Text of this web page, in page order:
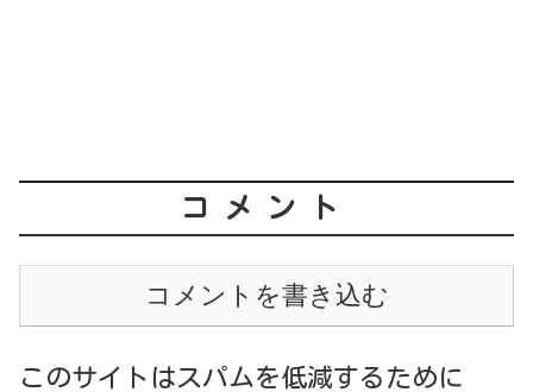
コメント
コメントを書き込む
このサイトはスパムを低減するために